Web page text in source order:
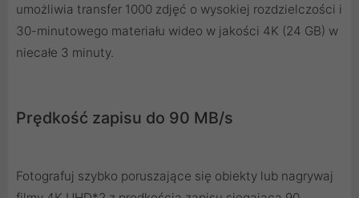
umożliwia transfer 1000 zdjęć o wysokiej rozdzielczości i
30-minutowego materiału wideo w jakości 4K (24 GB) w
niecałe 3 minuty.
Prędkość zapisu do 90 MB/s
Fotografuj szybko poruszające się obiekty lub nagrywaj